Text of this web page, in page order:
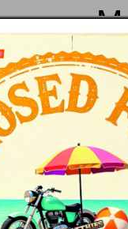
für
CVO Street
Technische
im Superlativ.
Komfort: hoch. Die
VVT 121 Motor
Umpackt vom absolut
Technik von